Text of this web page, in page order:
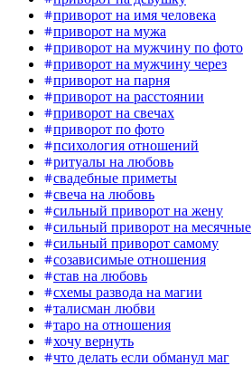
приворот на имя человека
приворот на мужа
приворот на мужчину по фото
приворот на мужчину через
приворот на парня
приворот на расстоянии
приворот на свечах
приворот по фото
психология отношений
ритуалы на любовь
свадебные приметы
свеча на любовь
сильный приворот на жену
сильный приворот на месячные
сильный приворот самому
созависимые отношения
став на любовь
схемы развода на магии
талисман любви
таро на отношения
хочу вернуть
что делать если обманул маг